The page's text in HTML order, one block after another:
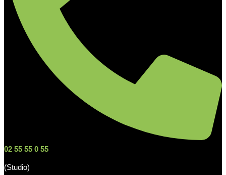
02 55 55 0 55
(Studio)